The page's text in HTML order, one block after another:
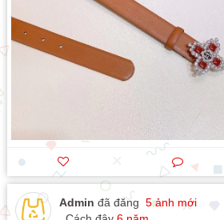
Admin đã đăng 5 ảnh mới